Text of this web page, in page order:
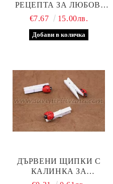
РЕЦЕПТА ЗА ЛЮБОВ,
МОДЕЛ ДВЕ
€7.67 15.00лв.
ДЪРВЕНИ ЩИПКИ С
КАЛИНКА ЗА
ДЕКОРАЦИЯ 4,5 Х 0,7 СМ